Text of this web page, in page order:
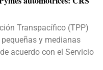
Transpacífico (TPP)
y medianas
acuerdo con el Servicio